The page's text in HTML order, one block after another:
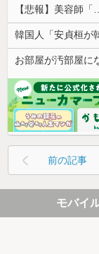
【悲報】美容師
お部屋が汚部屋に
前の記事
モバイ